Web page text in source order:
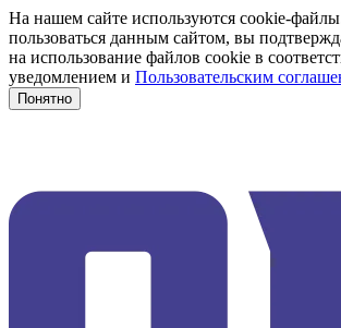
На нашем сайте используются cookie-
пользоваться данным сайтом, вы
на использование файлов cookie в
уведомлением и Пользовательским
Понятно